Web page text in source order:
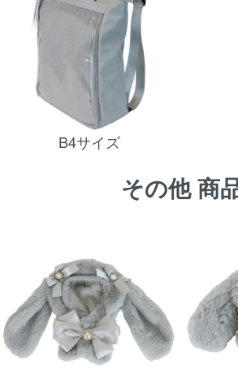
B4サイズ
その他 商